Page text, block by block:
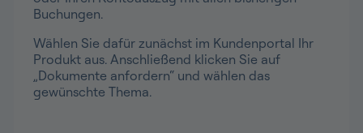
Buchungen.
Wählen Sie dafür zunächst im Kundenportal Ihr
Produkt aus. Anschließend klicken Sie auf
„Dokumente anfordern“ und wählen das
gewünschte Thema.